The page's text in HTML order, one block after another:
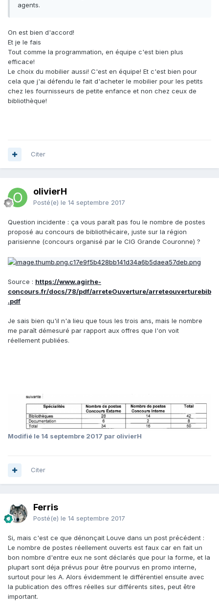
agents.
On est bien d'accord!
Et je le fais
Tout comme la programmation, en équipe c'est bien plus
efficace!
Le choix du mobilier aussi! C'est en équipe! Et c'est bien pour
cela que j'ai défendu le fait d'acheter le mobilier pour les petits
chez les fournisseurs de petite enfance et non chez ceux de
bibliothèque!
Citer
olivierH
Posté(e) le 14 septembre 2017
Question incidente : ça vous paraît pas fou le nombre de postes
proposé au concours de bibliothécaire, juste sur la région
parisienne (concours organisé par le CIG Grande Couronne) ?
Source : https://www.agirhe-
concours.fr/docs/78/pdf/arreteOuverture/arreteouverturebib
.pdf
Je sais bien qu'il n'a lieu que tous les trois ans, mais le nombre
me paraît démesuré par rapport aux offres que l'on voit
réellement publiées.
Modifié le 14 septembre 2017 par olivierH
Citer
Ferris
Posté(e) le 14 septembre 2017
Si, mais c'est ce que dénonçait Louve dans un post précédent :
Le nombre de postes réellement ouverts est faux car en fait un
bon nombre d'entre eux ne sont déclarés que pour la forme, et la
plupart sont déja prévus pour être pourvus en promo interne,
surtout pour les A. Alors évidemment le différentiel ensuite avec
la publication des offres réelles sur différents sites, peut être
important.